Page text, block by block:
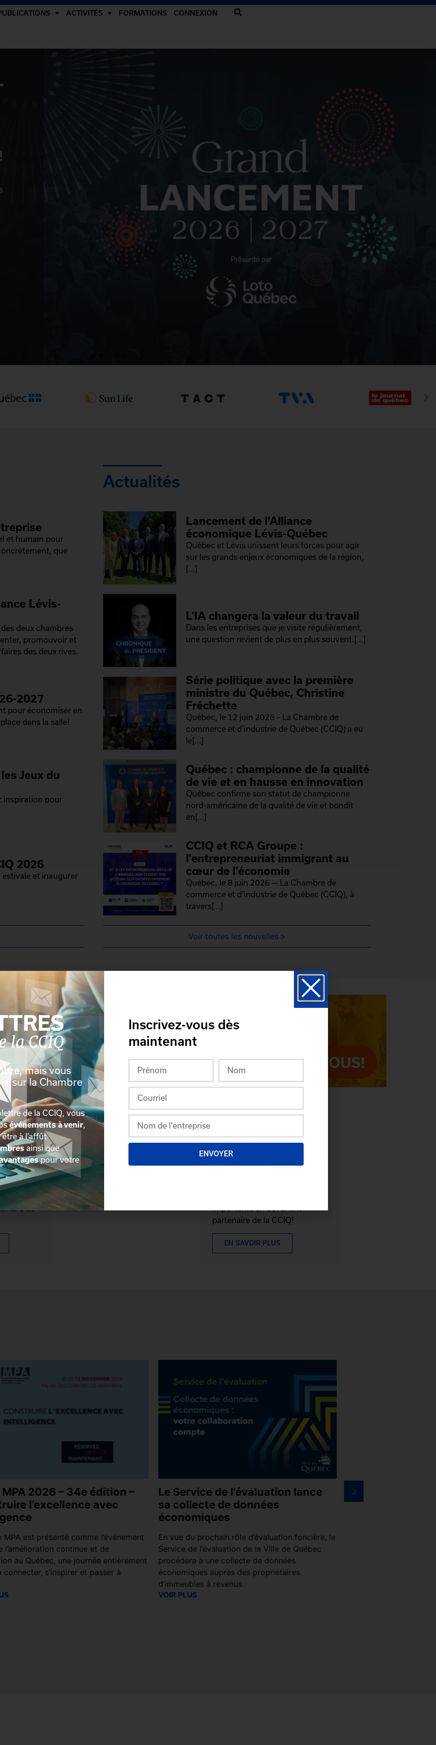
ACTIVITÉS FORMATIONS CONNEXION
et humain pour
que
Lévis-
deux chambres
promouvoir et
des deux rives.
2027
pour économiser en
dans la salle!
Jeux du
inspiration pour
2026
estivale et inaugurer
Actualités
Lancement de l’Alliance
économique Lévis-Québec
Québec et Lévis unissent leurs forces pour agir
sur les grands enjeux économiques de la région,
[...]
L’IA changera la valeur du travail
Dans les entreprises que je visite régulièrement,
une question revient de plus en plus souvent.[...]
Série politique avec la première
ministre du Québec, Christine
Fréchette
Québec, le 12 juin 2026 – La Chambre de
commerce et d’industrie de Québec (CCIQ) a eu
le[...]
Québec : championne de la qualité
de vie et en hausse en innovation
Québec confirme son statut de championne
nord-américaine de la qualité de vie et bondit
en[...]
CCIQ et RCA Groupe :
l’entrepreneuriat immigrant au
cœur de l’économie
Québec, le 8 juin 2026 — La Chambre de
commerce et d’industrie de Québec (CCIQ), à
travers[...]
Voir toutes les nouvelles >
de
importante en devenant
partenaire de la CCIQ!
EN SAVOIR PLUS
2026 – 34e édition –
l’excellence avec
MPA est présenté comme l’événement
l’amélioration continue et de
au Québec, une journée entièrement
connecter, s’inspirer et passer à
Le Service de l’évaluation lance
sa collecte de données
économiques
En vue du prochain rôle d’évaluation foncière, le
Service de l’évaluation de la Ville de Québec
procédera à une collecte de données
économiques auprès des propriétaires
d’immeubles à revenus.
VOIR PLUS
Faire affaire
mais vous
sur la Chambre
de la CCIQ, vous
événements à venir
être à l’affût
ainsi que
pour votre
Inscrivez-vous dès
maintenant
ENVOYER